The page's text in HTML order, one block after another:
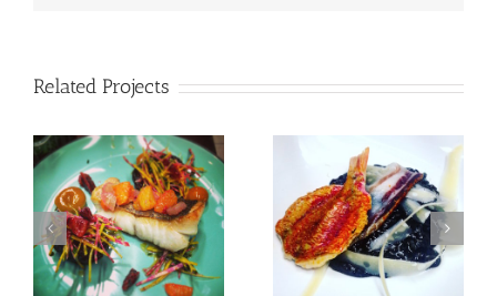
Related Projects
Rouget Barbet Fleurs d’acacia